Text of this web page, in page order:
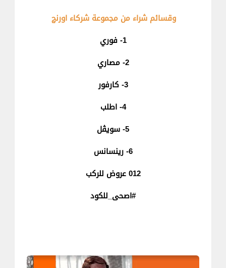
وقسائم شراء من مجموعة شركاء اورنچ
1- فوري
2- مصاري
3- كارفور
4- اطلب
5- سويڤل
6- رينسانس
012 عروض للركب
#اصحى_للكود